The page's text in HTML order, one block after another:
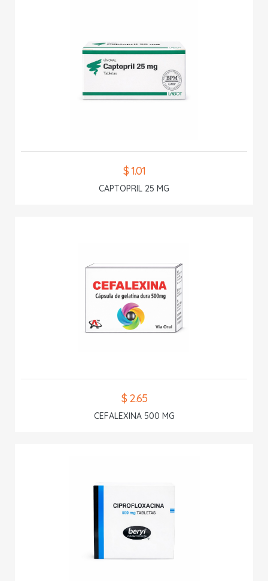
$ 1.01
CAPTOPRIL 25 MG
$ 2.65
CEFALEXINA 500 MG